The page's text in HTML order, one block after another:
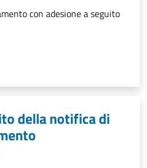
con adesione a seguito
della notifica di